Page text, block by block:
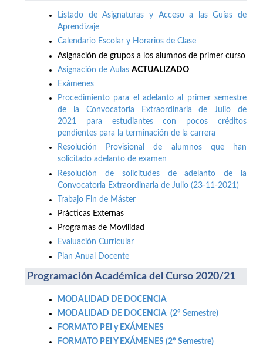
Listado de Asignaturas y Acceso a las Guías de
Aprendizaje
Calendario Escolar y Horarios de Clase
Asignación de grupos a los alumnos de primer curso
Asignación de Aulas ACTUALIZADO
Exámenes
Procedimiento para el adelanto al primer semestre
de la Convocatoria Extraordinaria de Julio de
2021 para estudiantes con pocos créditos
pendientes para la terminación de la carrera
Resolución Provisional de alumnos que han
solicitado adelanto de examen
Resolución de solicitudes de adelanto de la
Convocatoria Extraordinaria de Julio (23-11-2021)
Trabajo Fin de Máster
Prácticas Externas
Programas de Movilidad
Evaluación Curricular
Plan Anual Docente
Programación Académica del Curso 2020/21
MODALIDAD DE DOCENCIA
MODALIDAD DE DOCENCIA (2º Semestre)
FORMATO PEI y EXÁMENES
FORMATO PEI Y EXÁMENES (2º Semestre)